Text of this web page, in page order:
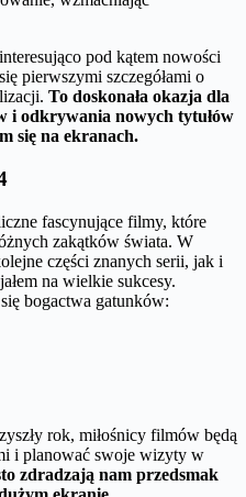
pod kątem nowości
pierwszymi szczegółami o
To doskonała okazja dla
i odkrywania nowych tytułów
się na ekranach.
fascynujące filmy, które
zakątków świata. W
części znanych serii, jak i
na wielkie sukcesy.
bogactwa gatunków:
rok, miłośnicy filmów będą
i planować swoje wizyty w
zdradzają nam przedsmak